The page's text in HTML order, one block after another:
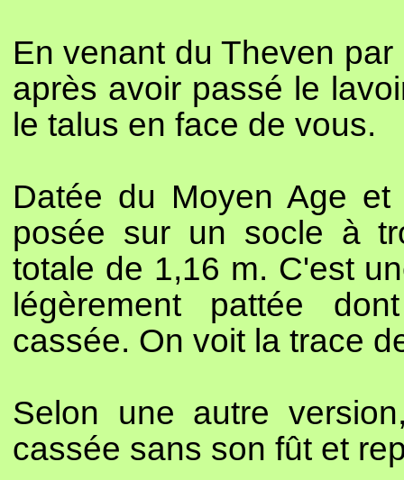
En venant du Theven
après avoir passé le
le talus en face de vous.
Datée du Moyen Age
posée sur un socle à
totale de 1,16 m. C'est
légèrement pattée
cassée. On voit la trace
Selon une autre
cassée sans son fût et